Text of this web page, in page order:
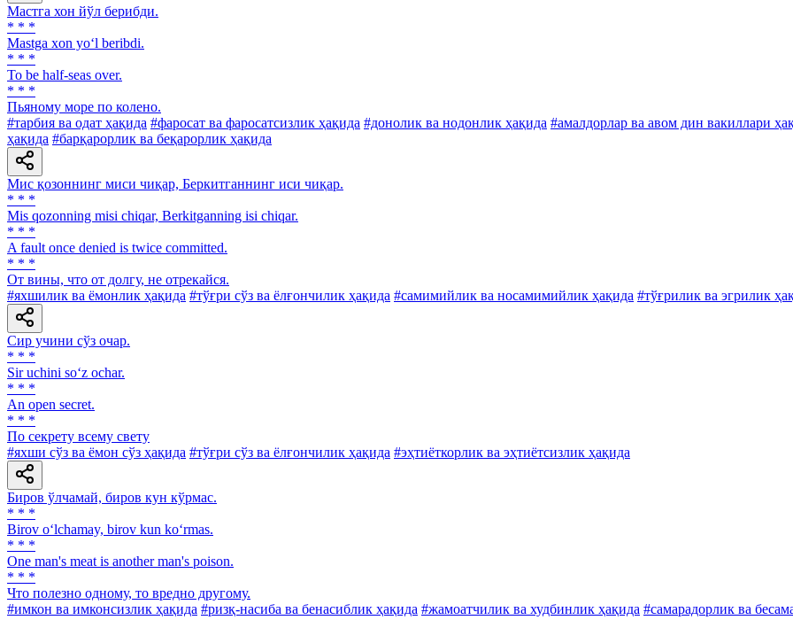
Мастга хон йўл берибди.
* * *
Mastga xon yo‘l beribdi.
* * *
To be half-seas over.
* * *
Пьяному море по колено.
#тарбия ва одат ҳақида #фаросат ва фаросатсизлик ҳақида #донолик ва нодонлик ҳақида #амалдорлар ва авом дин вакиллари
ҳақида #барқарорлик ва беқарорлик ҳақида
Мис қозоннинг миси чиқар, Беркитганнинг иси чиқар.
* * *
Mis qozonning misi chiqar, Berkitganning isi chiqar.
* * *
A fault once denied is twice committed.
* * *
От вины, что от долгу, не отрекайся.
#яхшилик ва ёмонлик ҳақида #тўғри сўз ва ёлғончилик ҳақида #самимийлик ва носамимийлик ҳақида #тўғрилик ва эгрилик
Сир учини сўз очар.
* * *
Sir uchini so‘z ochar.
* * *
An open secret.
* * *
По секрету всему свету
#яхши сўз ва ёмон сўз ҳақида #тўғри сўз ва ёлғончилик ҳақида #эҳтиёткорлик ва эҳтиётсизлик ҳақида
Биров ўлчамай, биров кун кўрмас.
* * *
Birov o‘lchamay, birov kun ko‘rmas.
* * *
One man's meat is another man's poison.
* * *
Что полезно одному, то вредно другому.
#имкон ва имконсизлик ҳақида #ризқ-насиба ва бенасиблик ҳақида #жамоатчилик ва худбинлик ҳақида #самарадорлик ва